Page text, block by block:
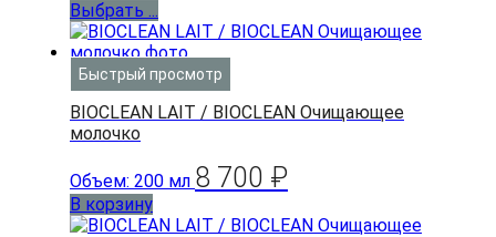
Выбрать ...
Быстрый просмотр
BIOCLEAN LAIT / BIOCLEAN Очищающее
молочко
Объем: 200 мл 8 700 ₽
В корзину